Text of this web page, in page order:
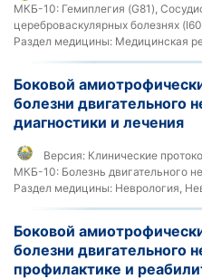
МКБ-10: Гемиплегия (G81),
цереброваскулярных болезнях
Раздел медицины: Медицинская
Боковой
болезни двигательного
диагностики и лечения
Версия: Клинические
МКБ-10: Болезнь двигательного
Раздел медицины: Неврология,
Боковой
болезни двигательного
профилактике и